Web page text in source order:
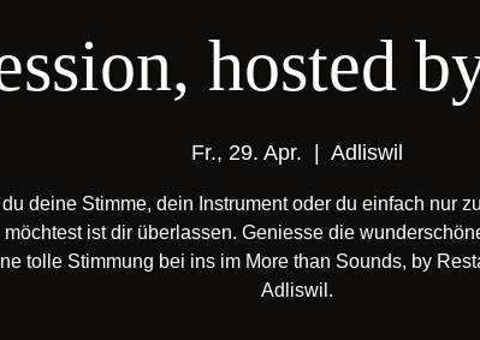
hosted
Fr., 29. Apr. Adliswil
deine Stimme, dein Instrument oder du einfach nur
möchtest ist dir überlassen. Geniesse die
tolle Stimmung bei ins im More than Sounds, by
Adliswil.